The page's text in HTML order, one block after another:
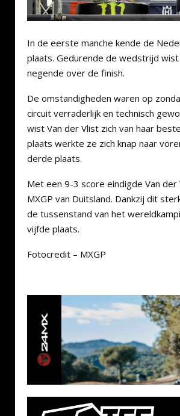
In de eerste manche kende de
plaats. Gedurende de wedstrijd
negende over de finish.
De omstandigheden waren op
circuit verraderlijk en technisch
wist Van der Vlist zich van haar
plaats werkte ze zich knap naar
derde plaats.
Met een 9-3 score eindigde Van
MXGP van Duitsland. Dankzij dit
de tussenstand van het
vijfde plaats.
Fotocredit – MXGP